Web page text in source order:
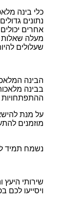
נתונים
מעלה שאלות
שעלולים
הבינה
בבינה
על מנת
מוזמנים
נשמח תמיד
שירותי
ויסייעו לכם